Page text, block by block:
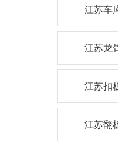
江苏车
江苏龙
江苏扣
江苏翻